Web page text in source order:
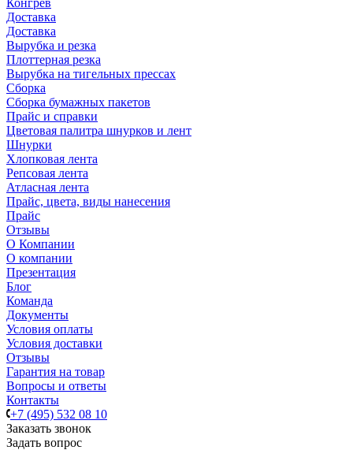
Конгрев
Доставка
Доставка
Вырубка и резка
Плоттерная резка
Вырубка на тигельных прессах
Сборка
Сборка бумажных пакетов
Прайс и справки
Цветовая палитра шнурков и лент
Шнурки
Хлопковая лента
Репсовая лента
Атласная лента
Прайс, цвета, виды нанесения
Прайс
Отзывы
О Компании
О компании
Презентация
Блог
Команда
Документы
Условия оплаты
Условия доставки
Отзывы
Гарантия на товар
Вопросы и ответы
Контакты
+7 (495) 532 08 10
Заказать звонок
Задать вопрос